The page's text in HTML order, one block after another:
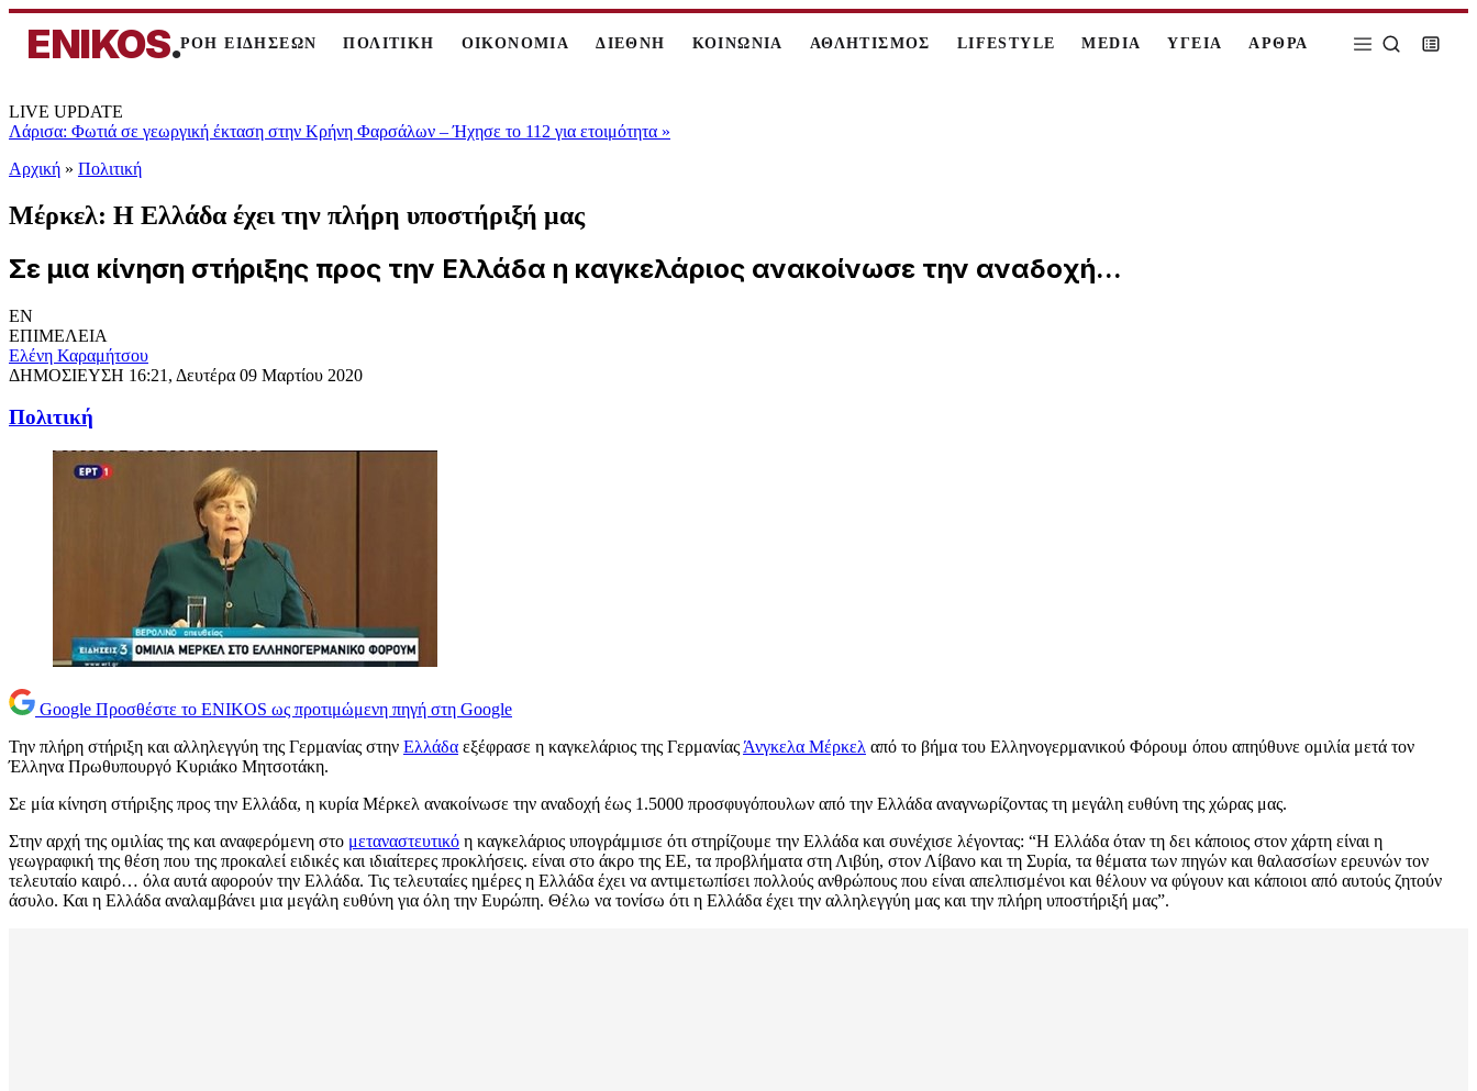
ENIKOS.ΡΟΗ ΕΙΔΗΣΕΩΝ ΠΟΛΙΤΙΚΗ ΟΙΚΟΝΟΜΙΑ ΔΙΕΘΝΗ ΚΟΙΝΩΝΙΑ ΑΘΛΗΤΙΣΜΟΣ LIFESTYLE MEDIA ΥΓΕΙΑ ΑΡΘΡΑ
LIVE UPDATE
Λάρισα: Φωτιά σε γεωργική έκταση στην Κρήνη Φαρσάλων – Ήχησε το 112 για ετοιμότητα »
Αρχική » Πολιτική
Μέρκελ: Η Ελλάδα έχει την πλήρη υποστήριξή μας
Σε μια κίνηση στήριξης προς την Ελλάδα η καγκελάριος ανακοίνωσε την αναδοχή...
EN
ΕΠΙΜΕΛΕΙΑ
Ελένη Καραμήτσου
ΔΗΜΟΣΙΕΥΣΗ 16:21, Δευτέρα 09 Μαρτίου 2020
Πολιτική
Google Προσθέστε το ENIKOS ως προτιμώμενη πηγή στη Google
Την πλήρη στήριξη και αλληλεγγύη της Γερμανίας στην Ελλάδα εξέφρασε η καγκελάριος της Γερμανίας Άνγκελα Μέρκελ από το βήμα του Ελληνογερμανικού Φόρουμ όπου απηύθυνε ομιλία μετά τον
Έλληνα Πρωθυπουργό Κυριάκο Μητσοτάκη.
Σε μία κίνηση στήριξης προς την Ελλάδα, η κυρία Μέρκελ ανακοίνωσε την αναδοχή έως 1.5000 προσφυγόπουλων από την Ελλάδα αναγνωρίζοντας τη μεγάλη ευθύνη της χώρας μας.
Στην αρχή της ομιλίας της και αναφερόμενη στο μεταναστευτικό η καγκελάριος υπογράμμισε ότι στηρίζουμε την Ελλάδα και συνέχισε λέγοντας: “Η Ελλάδα όταν τη δει κάποιος στον χάρτη είναι η
γεωγραφική της θέση που της προκαλεί ειδικές και ιδιαίτερες προκλήσεις. είναι στο άκρο της ΕΕ, τα προβλήματα στη Λιβύη, στον Λίβανο και τη Συρία, τα θέματα των πηγών και θαλασσίων ερευνών τον
τελευταίο καιρό… όλα αυτά αφορούν την Ελλάδα. Τις τελευταίες ημέρες η Ελλάδα έχει να αντιμετωπίσει πολλούς ανθρώπους που είναι απελπισμένοι και θέλουν να φύγουν και κάποιοι από αυτούς ζητούν
άσυλο. Και η Ελλάδα αναλαμβάνει μια μεγάλη ευθύνη για όλη την Ευρώπη. Θέλω να τονίσω ότι η Ελλάδα έχει την αλληλεγγύη μας και την πλήρη υποστήριξή μας”.